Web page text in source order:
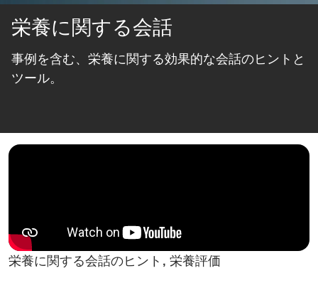
栄養に関する会話
事例を含む、栄養に関する効果的な会話のヒントと
ツール。
栄養に関する会話のヒント, 栄養評価